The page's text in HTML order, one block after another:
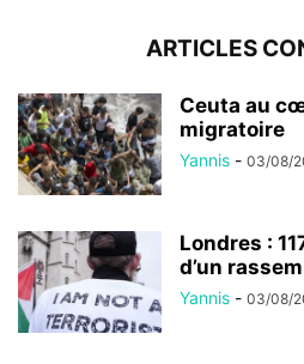
ARTICLES
Ceuta au
migratoire
Yannis - 03/08/
Londres :
d’un
Yannis - 03/08/